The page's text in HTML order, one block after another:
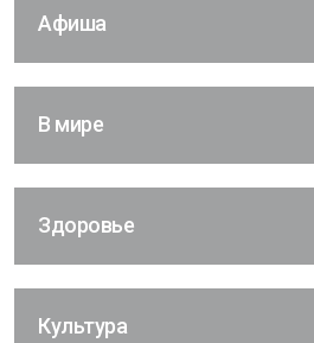
Афиша
В мире
Здоровье
Культура